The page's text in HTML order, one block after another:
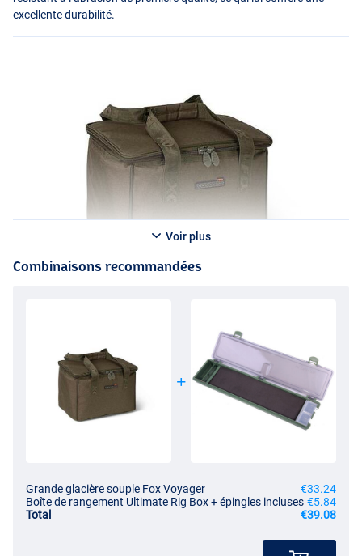
excellente durabilité.
Voir plus
Combinaisons recommandées
Grande glacière souple Fox Voyager
€33.24
Boîte de rangement Ultimate Rig Box + épingles incluses €5.84
Total
€39.08